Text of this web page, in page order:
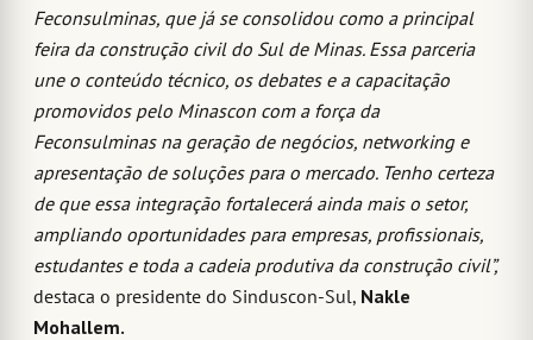
Feconsulminas, que já se consolidou como a principal
feira da construção civil do Sul de Minas. Essa parceria
une o conteúdo técnico, os debates e a capacitação
promovidos pelo Minascon com a força da
Feconsulminas na geração de negócios, networking e
apresentação de soluções para o mercado. Tenho certeza
de que essa integração fortalecerá ainda mais o setor,
ampliando oportunidades para empresas, profissionais,
estudantes e toda a cadeia produtiva da construção civil”,
destaca o presidente do Sinduscon-Sul, Nakle
Mohallem.